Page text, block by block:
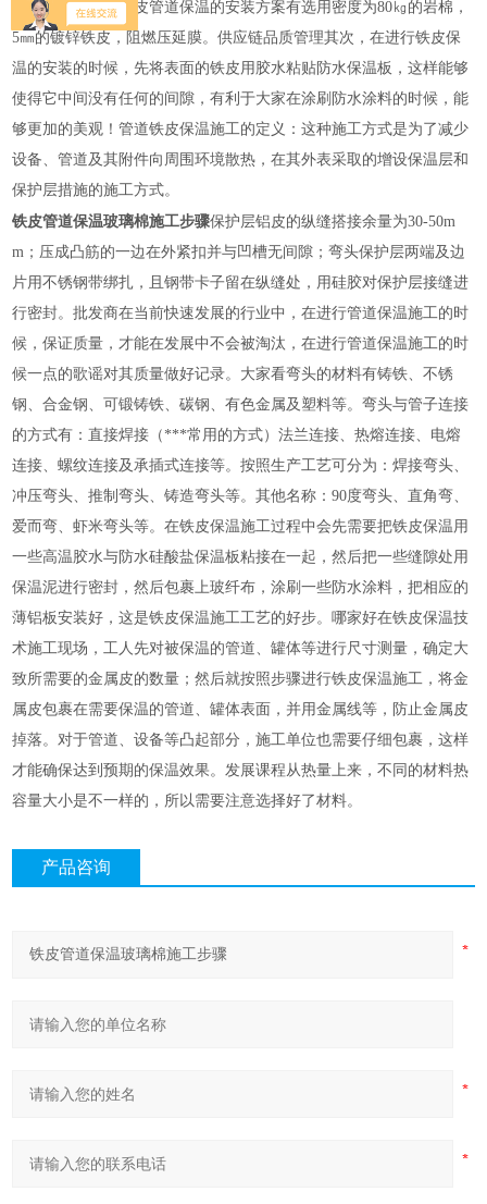
胶→清洁面板。铁皮管道保温的安装方案有选用密度为80㎏的岩棉，
5㎜的镀锌铁皮，阻燃压延膜。供应链品质管理其次，在进行铁皮保
温的安装的时候，先将表面的铁皮用胶水粘贴防水保温板，这样能够
使得它中间没有任何的间隙，有利于大家在涂刷防水涂料的时候，能
够更加的美观！管道铁皮保温施工的定义：这种施工方式是为了减少
设备、管道及其附件向周围环境散热，在其外表采取的增设保温层和
保护层措施的施工方式。
铁皮管道保温玻璃棉施工步骤保护层铝皮的纵缝搭接余量为30-50m
m；压成凸筋的一边在外紧扣并与凹槽无间隙；弯头保护层两端及边
片用不锈钢带绑扎，且钢带卡子留在纵缝处，用硅胶对保护层接缝进
行密封。批发商在当前快速发展的行业中，在进行管道保温施工的时
候，保证质量，才能在发展中不会被淘汰，在进行管道保温施工的时
候一点的歌谣对其质量做好记录。大家看弯头的材料有铸铁、不锈
钢、合金钢、可锻铸铁、碳钢、有色金属及塑料等。弯头与管子连接
的方式有：直接焊接（***常用的方式）法兰连接、热熔连接、电熔
连接、螺纹连接及承插式连接等。按照生产工艺可分为：焊接弯头、
冲压弯头、推制弯头、铸造弯头等。其他名称：90度弯头、直角弯、
爱而弯、虾米弯头等。在铁皮保温施工过程中会先需要把铁皮保温用
一些高温胶水与防水硅酸盐保温板粘接在一起，然后把一些缝隙处用
保温泥进行密封，然后包裹上玻纤布，涂刷一些防水涂料，把相应的
薄铝板安装好，这是铁皮保温施工工艺的好步。哪家好在铁皮保温技
术施工现场，工人先对被保温的管道、罐体等进行尺寸测量，确定大
致所需要的金属皮的数量；然后就按照步骤进行铁皮保温施工，将金
属皮包裹在需要保温的管道、罐体表面，并用金属线等，防止金属皮
掉落。对于管道、设备等凸起部分，施工单位也需要仔细包裹，这样
才能确保达到预期的保温效果。发展课程从热量上来，不同的材料热
容量大小是不一样的，所以需要注意选择好了材料。
产品咨询